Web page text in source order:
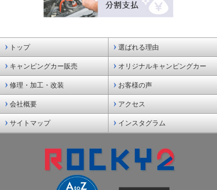
トップ 選ばれる理由
キャンピングカー販売 オリジナルキャンピングカー
修理・加工・改装 お客様の声
会社概要 アクセス
サイトマップ インスタグラム